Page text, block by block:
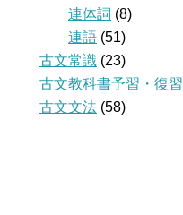
連体詞 (8)
連語 (51)
古文常識 (23)
古文教科書予習・復習
古文文法 (58)